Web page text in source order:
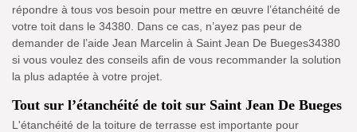
répondre à tous vos besoin pour mettre en œuvre l’étanchéité de
votre toit dans le 34380. Dans ce cas, n’ayez pas peur de
demander de l’aide Jean Marcelin à Saint Jean De Bueges34380
si vous voulez des conseils afin de vous recommander la solution
la plus adaptée à votre projet.
Tout sur l’étanchéité de toit sur Saint Jean De Bueges
L'étanchéité de la toiture de terrasse est importante pour